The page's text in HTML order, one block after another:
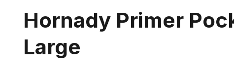
Hornady Primer
Large